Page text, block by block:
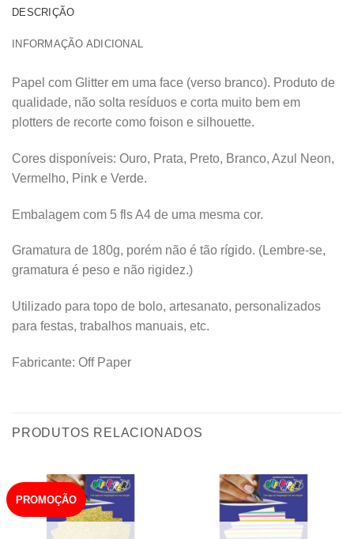
DESCRIÇÃO
INFORMAÇÃO ADICIONAL
Papel com Glitter em uma face (verso branco). Produto de
qualidade, não solta resíduos e corta muito bem em
plotters de recorte como foison e silhouette.
Cores disponíveis: Ouro, Prata, Preto, Branco, Azul Neon,
Vermelho, Pink e Verde.
Embalagem com 5 fls A4 de uma mesma cor.
Gramatura de 180g, porém não é tão rígido. (Lembre-se,
gramatura é peso e não rigidez.)
Utilizado para topo de bolo, artesanato, personalizados
para festas, trabalhos manuais, etc.
Fabricante: Off Paper
PRODUTOS RELACIONADOS
PROMOÇÃO